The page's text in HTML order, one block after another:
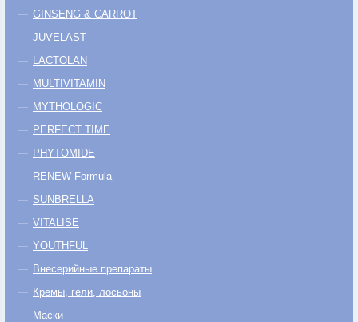
GINSENG & CARROT
JUVELAST
LACTOLAN
MULTIVITAMIN
MYTHOLOGIC
PERFECT TIME
PHYTOMIDE
RENEW Formula
SUNBRELLA
VITALISE
YOUTHFUL
Внесерийные препараты
Кремы, гели, лосьоны
Маски